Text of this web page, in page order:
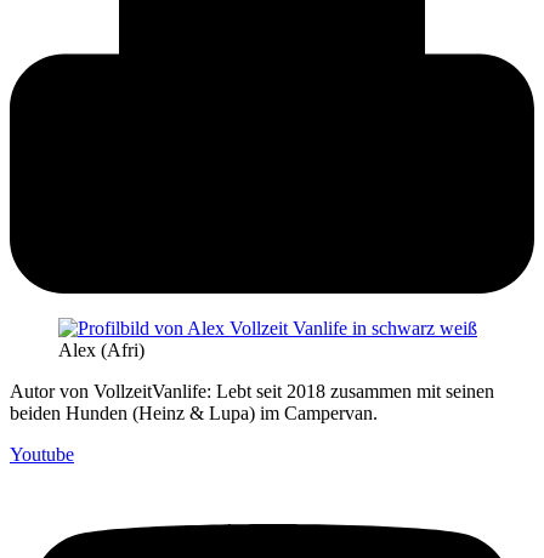
Alex (Afri)
Autor von VollzeitVanlife: Lebt seit 2018 zusammen mit seinen
beiden Hunden (Heinz & Lupa) im Campervan.
Youtube